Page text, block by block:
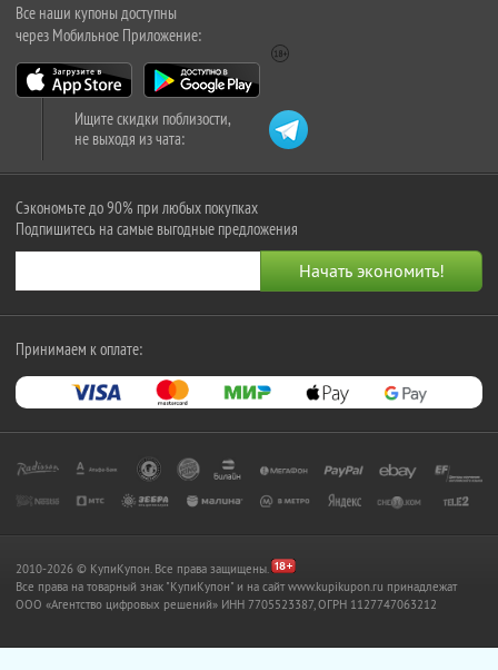
Все наши купоны доступны
через Мобильное Приложение:
Ищите скидки поблизости,
не выходя из чата:
Сэкономьте до 90% при любых покупках
Подпишитесь на самые выгодные предложения
Принимаем к оплате:
2010-2026 © КупиКупон. Все права защищены.
Все права на товарный знак "КупиКупон" и на сайт www.kupikupon.ru принадлежат
OOO «Агентство цифровых решений» ИНН 7705523387, ОГРН 1127747063212